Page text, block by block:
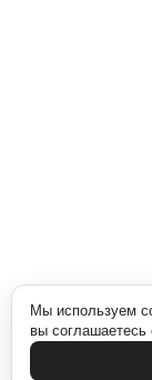
Мы используем
вы соглашаетесь